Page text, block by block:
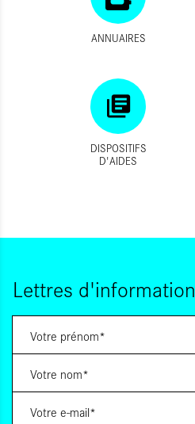
ANNUAIRES
DISPOSITIFS
D'AIDES
Lettres d'information